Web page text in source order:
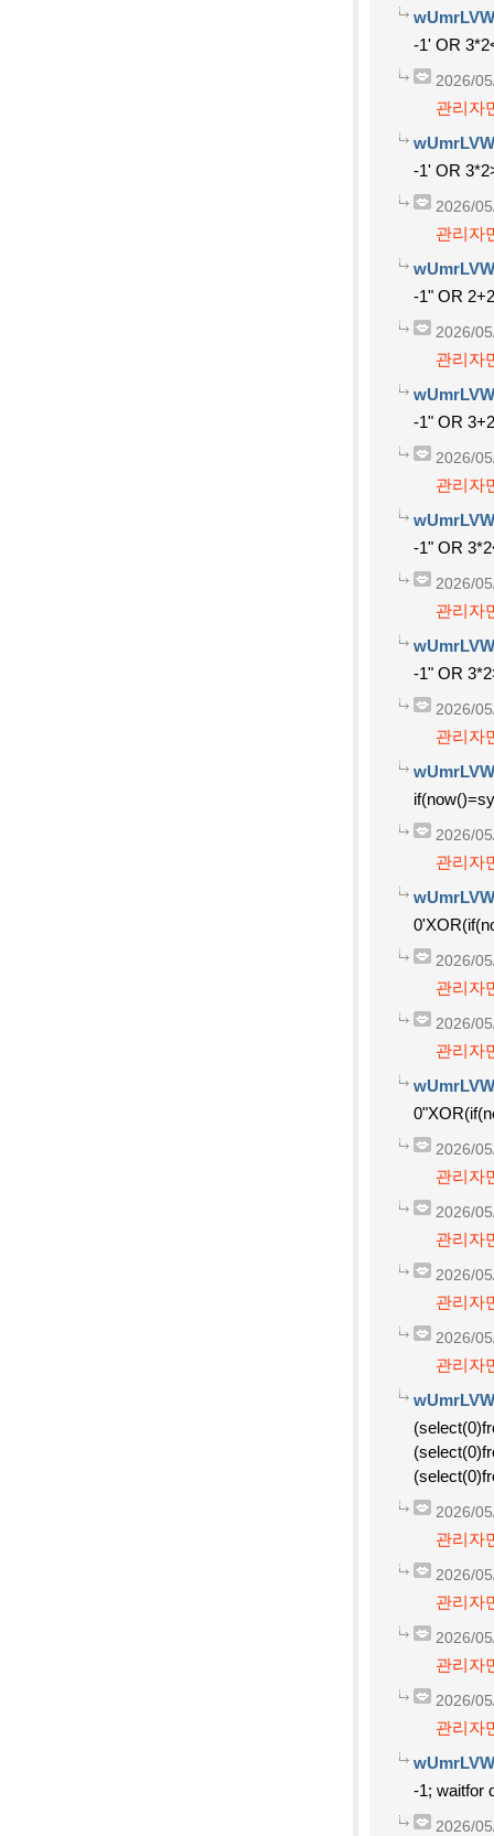
-1' OR
2026/
관리자
-1' OR
2026/
관리자
-1" OR
2026/
관리자
-1" OR
2026/
관리자
-1" OR
2026/
관리자
-1" OR
2026/
관리자
2026/
관리자
2026/
관리자
2026/
관리자
2026/
관리자
2026/
관리자
2026/
관리자
2026/
관리자
2026/
관리자
2026/
관리자
2026/
관리자
2026/
관리자
-1; waitfor
2026/